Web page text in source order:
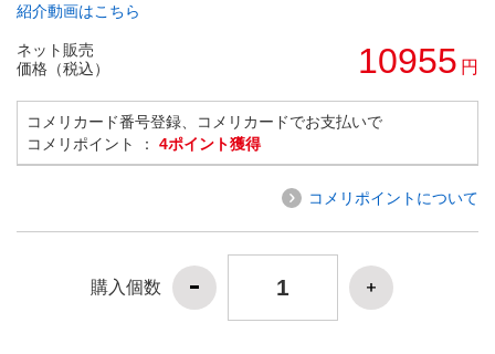
紹介動画はこちら
ネット販売
価格（税込）
10955 円
コメリカード番号登録、コメリカードでお支払いで
コメリポイント ： 4ポイント獲得
コメリポイントについて
購入個数